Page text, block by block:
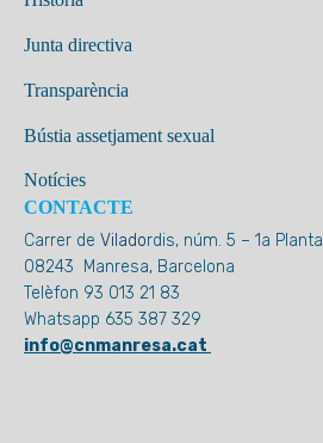
Junta directiva
Transparència
Bústia assetjament sexual
Notícies
CONTACTE
Carrer de Viladordis, núm. 5 – 1a Planta
08243 Manresa, Barcelona
Telèfon 93 013 21 83
Whatsapp 635 387 329
info@cnmanresa.cat